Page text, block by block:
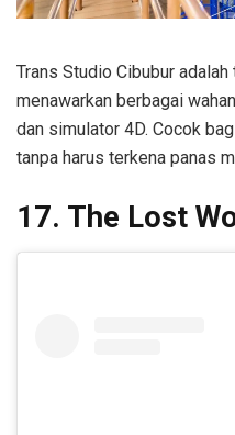
Trans Studio Cibubur
menawarkan berbagai
dan simulator 4D. Cocok
tanpa harus terkena panas
17. The Lost